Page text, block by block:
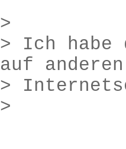
>
> Ich habe
auf anderen
>
>